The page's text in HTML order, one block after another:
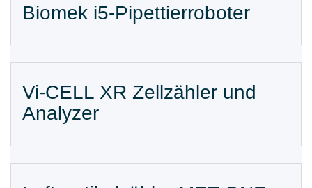
Biomek i5-Pipettierroboter
Vi-CELL XR Zellzähler und
Analyzer